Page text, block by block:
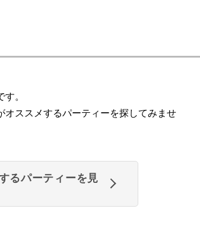
。
オススメするパーティーを探してみませ
るパーティーを見